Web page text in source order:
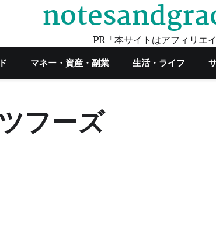
PR「本サイトはアフィリエ
マネー・資産・副業 生活・ライフ
フーズ